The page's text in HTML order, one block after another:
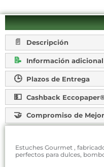
Descripción
Información adicional
Plazos de Entrega
Cashback
Compromiso de
Estuches Gourmet ,
perfectos para dulces,